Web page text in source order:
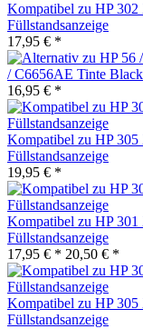
Kompatibel zu HP
Füllstandsanzeige
17,95 € *
/ C6656AE Tinte Black
16,95 € *
Kompatibel zu HP
Füllstandsanzeige
19,95 € *
Kompatibel zu HP
Füllstandsanzeige
17,95 € * 20,50 € *
Kompatibel zu HP
Füllstandsanzeige